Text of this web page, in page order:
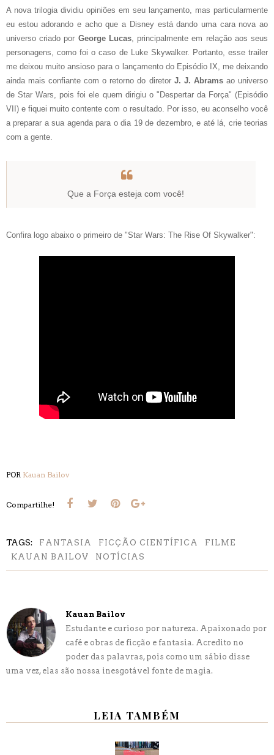
A nova trilogia dividiu opiniões em seu lançamento, mas particularmente
eu estou adorando e acho que a Disney está dando uma cara nova ao
universo criado por George Lucas, principalmente em relação aos seus
personagens, como foi o caso de Luke Skywalker. Portanto, esse trailer
me deixou muito ansioso para o lançamento do Episódio IX, me deixando
ainda mais confiante com o retorno do diretor J. J. Abrams ao universo
de Star Wars, pois foi ele quem dirigiu o "Despertar da Força" (Episódio
VII) e fiquei muito contente com o resultado. Por isso, eu aconselho você
a preparar a sua agenda para o dia 19 de dezembro, e até lá, crie teorias
com a gente.
Que a Força esteja com você!
Confira logo abaixo o primeiro de "Star Wars: The Rise Of Skywalker":
POR Kauan Bailov
Compartilhe!
TAGS: FANTASIA FICÇÃO CIENTÍFICA
FILME
KAUAN BAILOV
NOTÍCIAS
Kauan Bailov
Estudante e curioso por natureza. Apaixonado por
café e obras de ficção e fantasia. Acredito no
poder das palavras, pois como um sábio disse
uma vez, elas são nossa inesgotável fonte de magia.
LEIA TAMBÉM